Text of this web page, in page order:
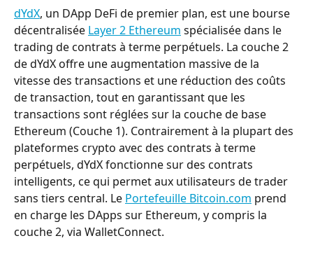
dYdX, un DApp DeFi de premier plan, est une bourse
décentralisée Layer 2 Ethereum spécialisée dans le
trading de contrats à terme perpétuels. La couche 2
de dYdX offre une augmentation massive de la
vitesse des transactions et une réduction des coûts
de transaction, tout en garantissant que les
transactions sont réglées sur la couche de base
Ethereum (Couche 1). Contrairement à la plupart des
plateformes crypto avec des contrats à terme
perpétuels, dYdX fonctionne sur des contrats
intelligents, ce qui permet aux utilisateurs de trader
sans tiers central. Le Portefeuille Bitcoin.com prend
en charge les DApps sur Ethereum, y compris la
couche 2, via WalletConnect.